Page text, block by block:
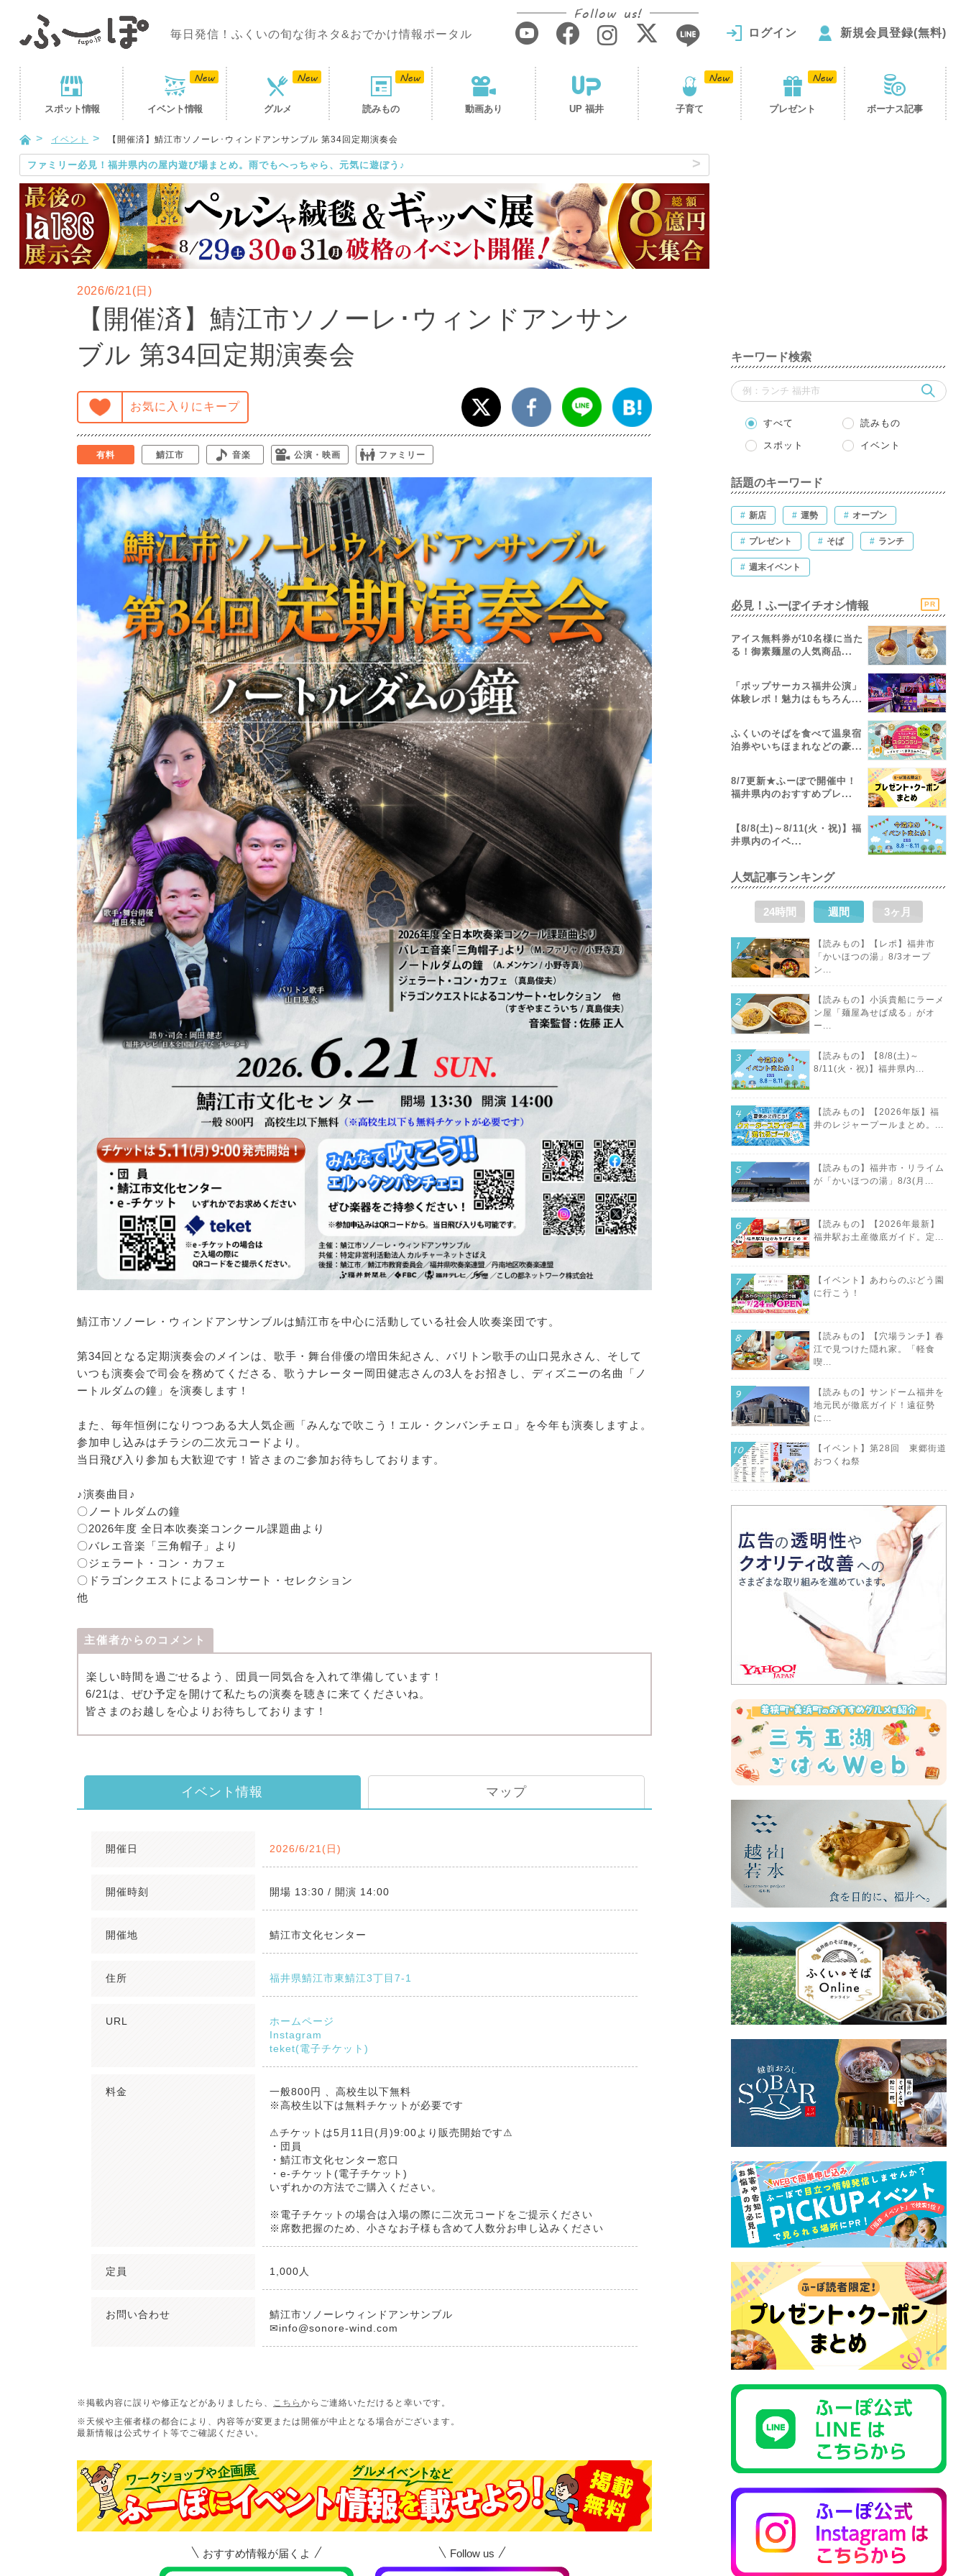
毎日発信！ふくいの旬な街ネタ&おでかけ情報ポータル
Follow us!
ログイン 新規会員登録(無料)
スポット情報 イベント情報 グルメ 読みもの 動画あり UP 福井 子育て プレゼント ボーナス記事
イベント 【開催済】鯖江市ソノーレ･ウィンドアンサンブル 第34回定期演奏会
ファミリー必見！福井県内の屋内遊び場まとめ。雨でもへっちゃら、元気に遊ぼう♪
2026/6/21(日)
【開催済】鯖江市ソノーレ･ウィンドアンサン
ブル 第34回定期演奏会
お気に入りにキープ
有料 鯖江市 音楽 公演・映画 ファミリー
鯖江市ソノーレ・ウィンドアンサンブルは鯖江市を中心に活動している社会人吹奏楽団です。
第34回となる定期演奏会のメインは、歌手・舞台俳優の増田朱紀さん、バリトン歌手の山口晃永さん、そして
いつも演奏会で司会を務めてくださる、歌うナレーター岡田健志さんの3人をお招きし、ディズニーの名曲「ノ
ートルダムの鐘」を演奏します！
また、毎年恒例になりつつある大人気企画「みんなで吹こう！エル・クンバンチェロ」を今年も演奏しますよ。
参加申し込みはチラシの二次元コードより。
当日飛び入り参加も大歓迎です！皆さまのご参加お待ちしております。
♪演奏曲目♪
〇ノートルダムの鐘
〇2026年度 全日本吹奏楽コンクール課題曲より
〇バレエ音楽「三角帽子」より
〇ジェラート・コン・カフェ
〇ドラゴンクエストによるコンサート・セレクション
他
主催者からのコメント
⁡楽しい時間を過ごせるよう、団員一同気合を入れて準備しています！
6/21は、ぜひ予定を開けて私たちの演奏を聴きに来てくださいね。⁡
皆さまのお越しを心よりお待ちしております！
イベント情報 マップ
開催日 2026/6/21(日)
開催時刻 開場 13:30 / 開演 14:00
開催地 鯖江市文化センター
住所 福井県鯖江市東鯖江3丁目7-1
URL
ホームページ
Instagram
teket(電子チケット)
料金
一般800円 、高校生以下無料
※高校生以下は無料チケットが必要です⁡
⚠チケットは5月11日(月)9:00より販売開始です⚠
・団員
・鯖江市文化センター窓口
・e-チケット(電子チケット)
いずれかの方法でご購入ください。
※電子チケットの場合は入場の際に二次元コードをご提示ください
※席数把握のため、小さなお子様も含めて人数分お申し込みください
定員 1,000人
お問い合わせ
鯖江市ソノーレウィンドアンサンブル
✉info@sonore-wind.com
※掲載内容に誤りや修正などがありましたら、 こちら からご連絡いただけると幸いです。
※天候や主催者様の都合により、内容等が変更または開催が中止となる場合がございます。
最新情報は公式サイト等でご確認ください。
おすすめ情報が届くよ Follow us
キーワード検索
すべて 読みもの
スポット イベント
話題のキーワード
# 新店 # 運勢 # オープン
# プレゼント # そば # ランチ
# 週末イベント
必見！ふーぽイチオシ情報 PR
アイス無料券が10名様に当た
る！御素麺屋の人気商品...
「ポップサーカス福井公演」
体験レポ！魅力はもちろん...
ふくいのそばを食べて温泉宿
泊券やいちほまれなどの豪...
8/7更新★ふーぽで開催中！
福井県内のおすすめプレ...
【8/8(土)～8/11(火・祝)】福
井県内のイベ...
人気記事ランキング
24時間 週間 3ヶ月
【読みもの】【レポ】福井市
「かいほつの湯」8/3オープ
ン...
【読みもの】小浜貴船にラーメ
ン屋「麺屋為せば成る」がオ
ー...
【読みもの】【8/8(土)～
8/11(火・祝)】福井県内...
【読みもの】【2026年版】福
井のレジャープールまとめ。...
【読みもの】福井市・リライム
が「かいほつの湯」8/3(月...
【読みもの】【2026年最新】
福井駅お土産徹底ガイド。定...
【イベント】あわらのぶどう園
に行こう！
【読みもの】【穴場ランチ】春
江で見つけた隠れ家。「軽食
喫...
【読みもの】サンドーム福井を
地元民が徹底ガイド！遠征勢
に...
【イベント】第28回 東郷街道
おつくね祭